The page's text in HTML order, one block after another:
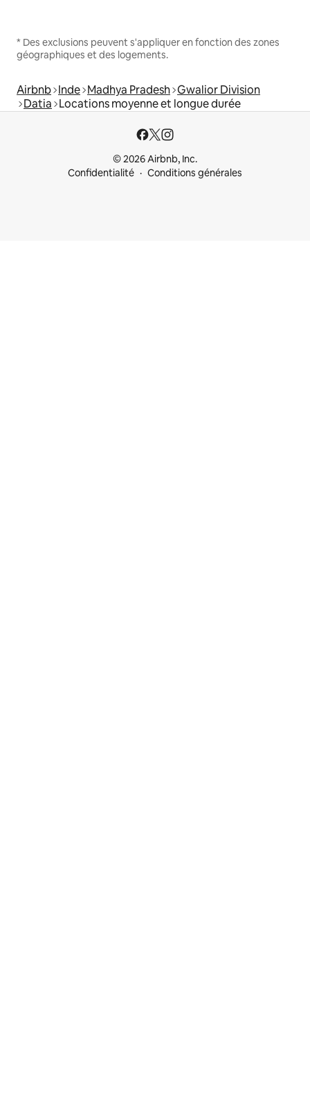
* Des exclusions peuvent s'appliquer en fonction des zones
géographiques et des logements.
Airbnb Inde Madhya Pradesh Gwalior Division
Datia Locations moyenne et longue durée
© 2026 Airbnb, Inc.
Confidentialité
Conditions générales